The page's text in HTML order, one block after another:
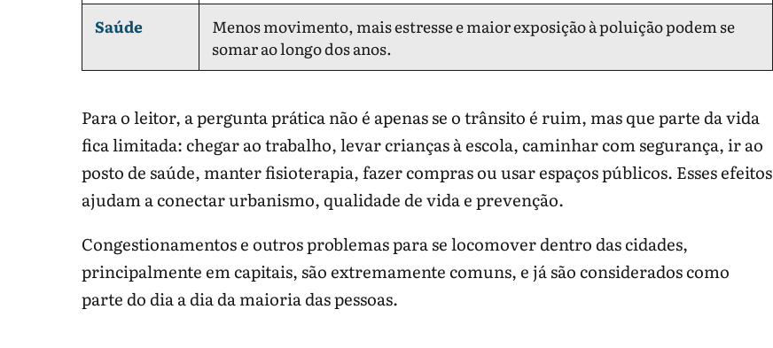
Saúde
Menos movimento, mais estresse e maior exposição à poluição podem se
somar ao longo dos anos.
Para o leitor, a pergunta prática não é apenas se o trânsito é ruim, mas que parte da vida
fica limitada: chegar ao trabalho, levar crianças à escola, caminhar com segurança, ir ao
posto de saúde, manter fisioterapia, fazer compras ou usar espaços públicos. Esses efeitos
ajudam a conectar urbanismo, qualidade de vida e prevenção.
Congestionamentos e outros problemas para se locomover dentro das cidades,
principalmente em capitais, são extremamente comuns, e já são considerados como
parte do dia a dia da maioria das pessoas.